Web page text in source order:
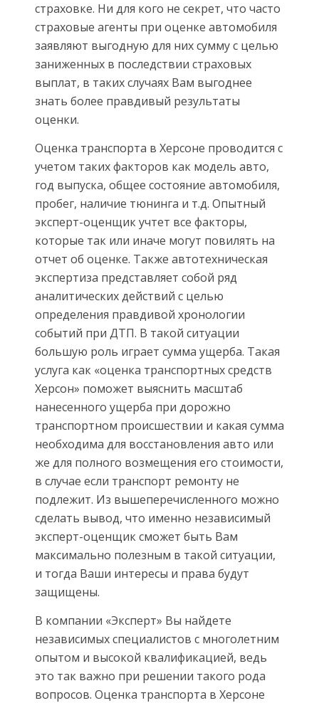
страховке. Ни для кого не секрет, что часто
страховые агенты при оценке автомобиля
заявляют выгодную для них сумму с целью
заниженных в последствии страховых
выплат, в таких случаях Вам выгоднее
знать более правдивый результаты
оценки.
Оценка транспорта в Херсоне проводится с
учетом таких факторов как модель авто,
год выпуска, общее состояние автомобиля,
пробег, наличие тюнинга и т.д. Опытный
эксперт-оценщик учтет все факторы,
которые так или иначе могут повилять на
отчет об оценке. Также автотехническая
экспертиза представляет собой ряд
аналитических действий с целью
определения правдивой хронологии
событий при ДТП. В такой ситуации
большую роль играет сумма ущерба. Такая
услуга как «оценка транспортных средств
Херсон» поможет выяснить масштаб
нанесенного ущерба при дорожно
транспортном происшествии и какая сумма
необходима для восстановления авто или
же для полного возмещения его стоимости,
в случае если транспорт ремонту не
подлежит. Из вышеперечисленного можно
сделать вывод, что именно независимый
эксперт-оценщик сможет быть Вам
максимально полезным в такой ситуации,
и тогда Ваши интересы и права будут
защищены.
В компании «Эксперт» Вы найдете
независимых специалистов с многолетним
опытом и высокой квалификацией, ведь
это так важно при решении такого рода
вопросов. Оценка транспорта в Херсоне